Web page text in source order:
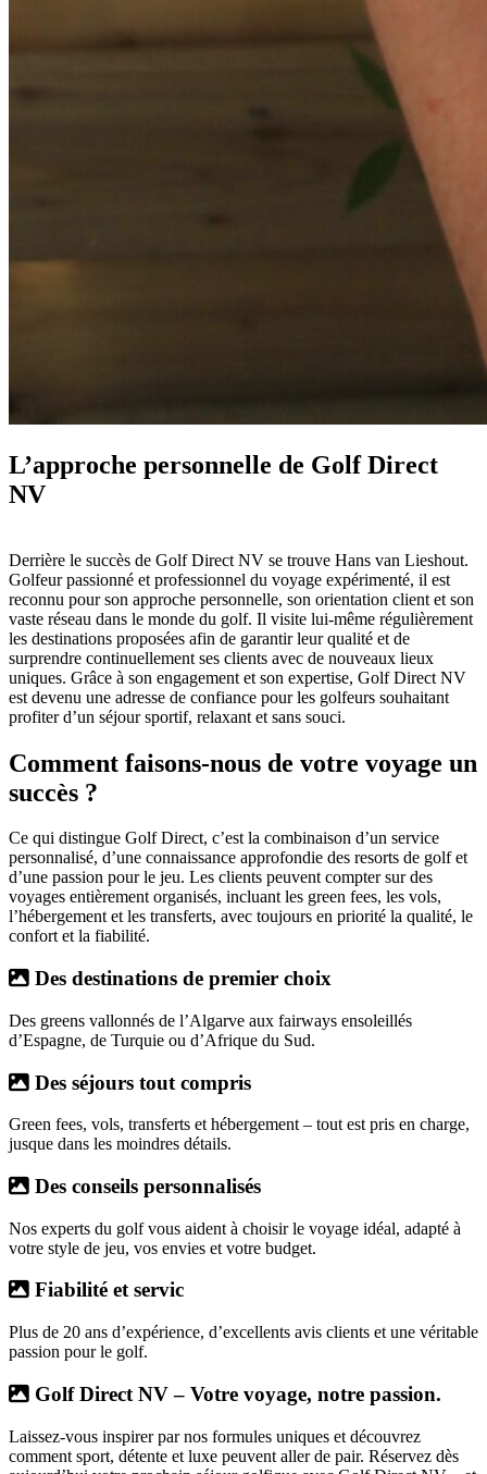
L’approche personnelle de Golf Direct
NV
Derrière le succès de Golf Direct NV se trouve Hans van Lieshout.
Golfeur passionné et professionnel du voyage expérimenté, il est
reconnu pour son approche personnelle, son orientation client et son
vaste réseau dans le monde du golf. Il visite lui-même régulièrement
les destinations proposées afin de garantir leur qualité et de
surprendre continuellement ses clients avec de nouveaux lieux
uniques. Grâce à son engagement et son expertise, Golf Direct NV
est devenu une adresse de confiance pour les golfeurs souhaitant
profiter d’un séjour sportif, relaxant et sans souci.
Comment faisons-nous de votre voyage un
succès ?
Ce qui distingue Golf Direct, c’est la combinaison d’un service
personnalisé, d’une connaissance approfondie des resorts de golf et
d’une passion pour le jeu. Les clients peuvent compter sur des
voyages entièrement organisés, incluant les green fees, les vols,
l’hébergement et les transferts, avec toujours en priorité la qualité, le
confort et la fiabilité.
Des destinations de premier choix
Des greens vallonnés de l’Algarve aux fairways ensoleillés
d’Espagne, de Turquie ou d’Afrique du Sud.
Des séjours tout compris
Green fees, vols, transferts et hébergement – tout est pris en charge,
jusque dans les moindres détails.
Des conseils personnalisés
Nos experts du golf vous aident à choisir le voyage idéal, adapté à
votre style de jeu, vos envies et votre budget.
Fiabilité et servic
Plus de 20 ans d’expérience, d’excellents avis clients et une véritable
passion pour le golf.
Golf Direct NV – Votre voyage, notre passion.
Laissez-vous inspirer par nos formules uniques et découvrez
comment sport, détente et luxe peuvent aller de pair. Réservez dès